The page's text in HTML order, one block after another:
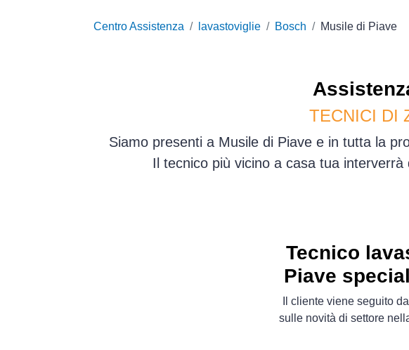
Centro Assistenza lavastoviglie Bosch Musile di Piave
TECNICI DI
Siamo presenti a Musile di Piave e in tutta la
Il tecnico più vicino a casa tua
Tecnico
Piave
Il cliente viene seguito
sulle novità di settore